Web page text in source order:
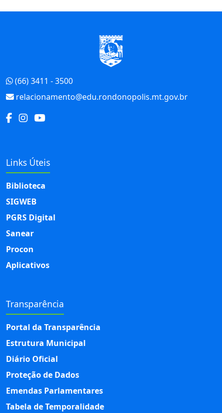
(66) 3411 - 3500
relacionamento@edu.rondonopolis.mt.gov.br
Links Úteis
Biblioteca
SIGWEB
PGRS Digital
Sanear
Procon
Aplicativos
Transparência
Portal da Transparência
Estrutura Municipal
Diário Oficial
Proteção de Dados
Emendas Parlamentares
Tabela de Temporalidade